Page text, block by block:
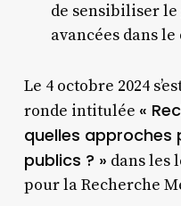
de sensibiliser
avancées dans
Le 4 octobre 2024
ronde intitulée «
quelles approches
publics ? » dans les
pour la Recherche